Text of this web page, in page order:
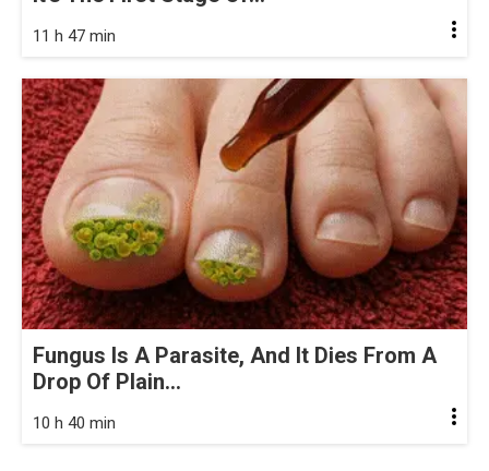
11 h 47 min
Fungus Is A Parasite, And It Dies From A
Drop Of Plain...
10 h 40 min